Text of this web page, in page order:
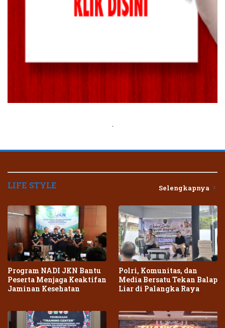
.
LIFE STYLE Selengkapnya
Program NADI JKN Bantu
Peserta Menjaga Keaktifan
Jaminan Kesehatan
Polri, Komunitas, dan
Media Bersatu Tekan Balap
Liar di Palangka Raya